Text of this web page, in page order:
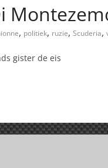
, politiek, ruzie, Scuderia,
gister de eis